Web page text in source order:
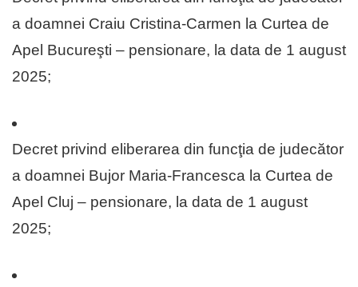
a doamnei Craiu Cristina-Carmen la Curtea de
Apel Bucureşti – pensionare, la data de 1 august
2025;
Decret privind eliberarea din funcţia de judecător
a doamnei Bujor Maria-Francesca la Curtea de
Apel Cluj – pensionare, la data de 1 august
2025;